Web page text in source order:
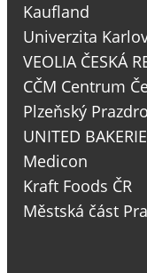
Kaufland
Univerzita
VEOLIA ČESKÁ
CČM Centrum
Plzeňský
UNITED
Medicon
Kraft Foods ČR
Městská část